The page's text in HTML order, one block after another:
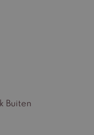
Buiten